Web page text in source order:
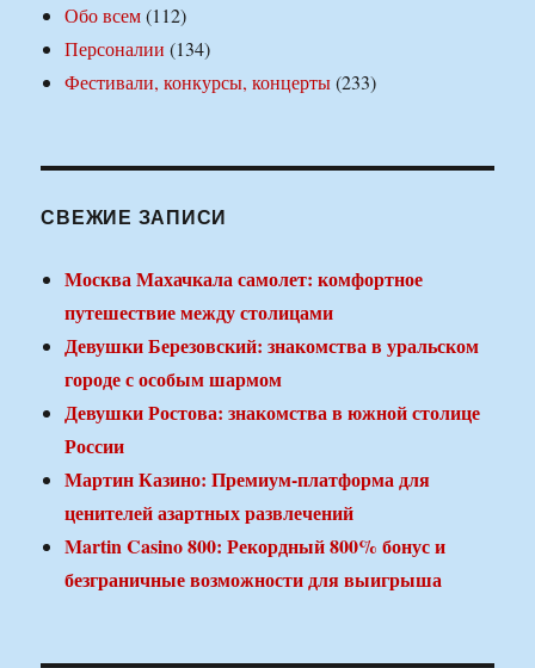
Обо всем(112)
Персоналии (134)
Фестивали, конкурсы, концерты(233)
СВЕЖИЕ ЗАПИСИ
Москва Махачкала самолет: комфортное
путешествие между столицами
Девушки Березовский: знакомства в уральском
городе с особым шармом
Девушки Ростова: знакомства в южной столице
России
Мартин Казино: Премиум-платформа для
ценителей азартных развлечений
Martin Casino 800: Рекордный 800% бонус и
безграничные возможности для выигрыша